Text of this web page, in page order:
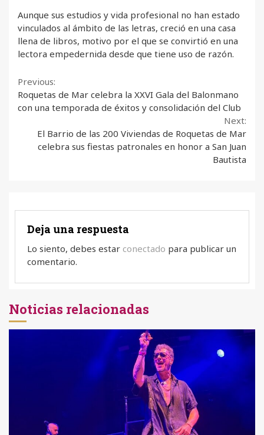
Aunque sus estudios y vida profesional no han estado
vinculados al ámbito de las letras, creció en una casa
llena de libros, motivo por el que se convirtió en una
lectora empedernida desde que tiene uso de razón.
Continue
Reading
Previous:
Roquetas de Mar celebra la XXVI Gala del Balonmano
con una temporada de éxitos y consolidación del Club
Next:
El Barrio de las 200 Viviendas de Roquetas de Mar
celebra sus fiestas patronales en honor a San Juan
Bautista
Deja una respuesta
Lo siento, debes estar conectado para publicar un
comentario.
Noticias relacionadas